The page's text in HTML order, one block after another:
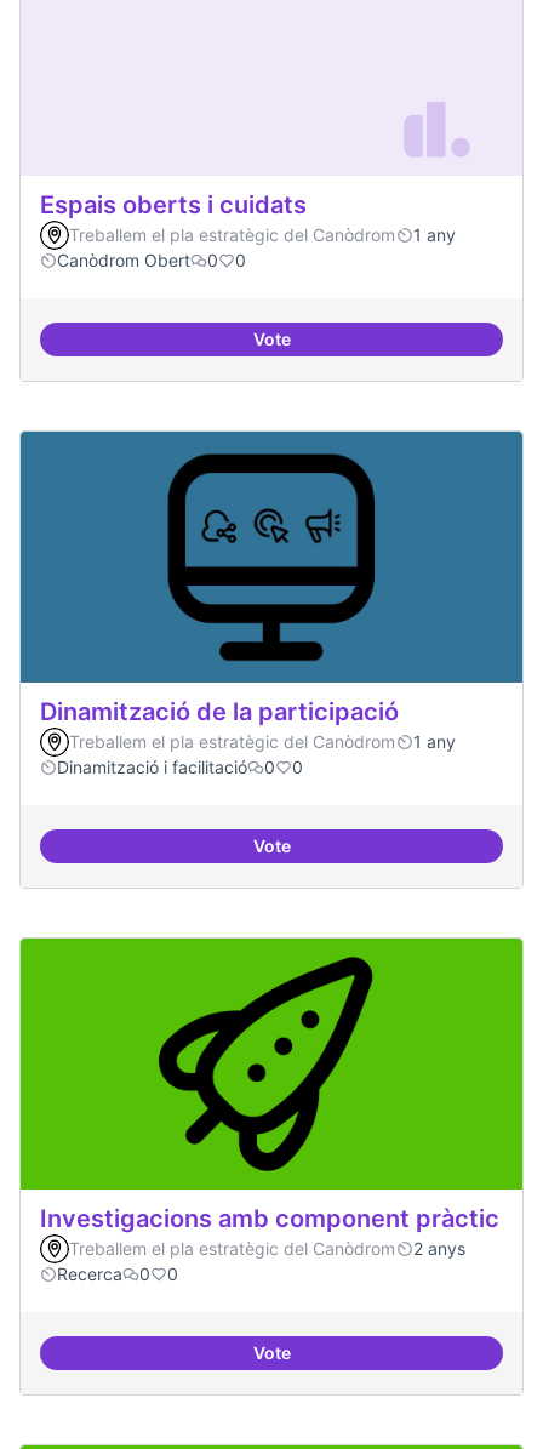
Espais oberts i cuidats
Treballem el pla estratègic del Canòdrom
1 any
Canòdrom Obert
0 0
VoteEspais oberts i cuidats
Dinamització de la participació
Treballem el pla estratègic del Canòdrom
1 any
Dinamització i facilitació
0 0
VoteDinamització de la participació
Investigacions amb component pràctic
Treballem el pla estratègic del Canòdrom
2 anys
Recerca
0 0
VoteInvestigacions amb component